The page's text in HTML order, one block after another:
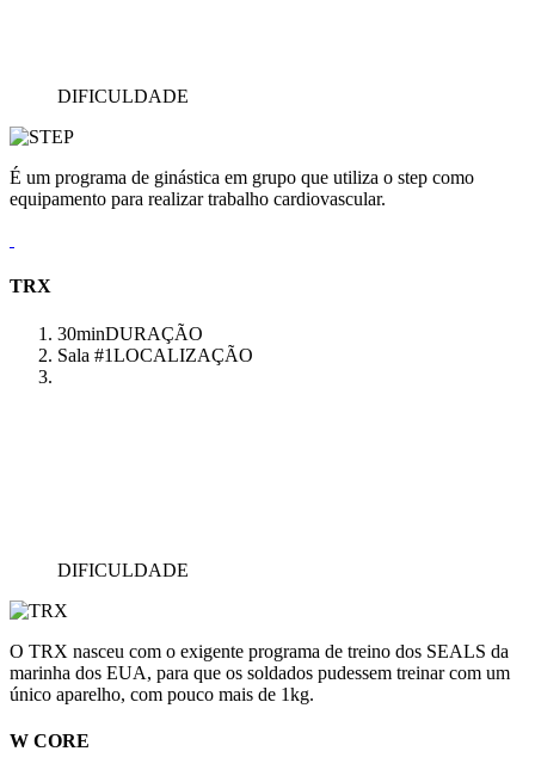
DIFICULDADE
É um programa de ginástica em grupo que utiliza o step como
equipamento para realizar trabalho cardiovascular.
TRX
30minDURAÇÃO
Sala #1LOCALIZAÇÃO
DIFICULDADE
O TRX nasceu com o exigente programa de treino dos SEALS da
marinha dos EUA, para que os soldados pudessem treinar com um
único aparelho, com pouco mais de 1kg.
W CORE